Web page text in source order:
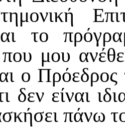
το
που μου
ο Πρόεδρος
δεν είναι
πάνω